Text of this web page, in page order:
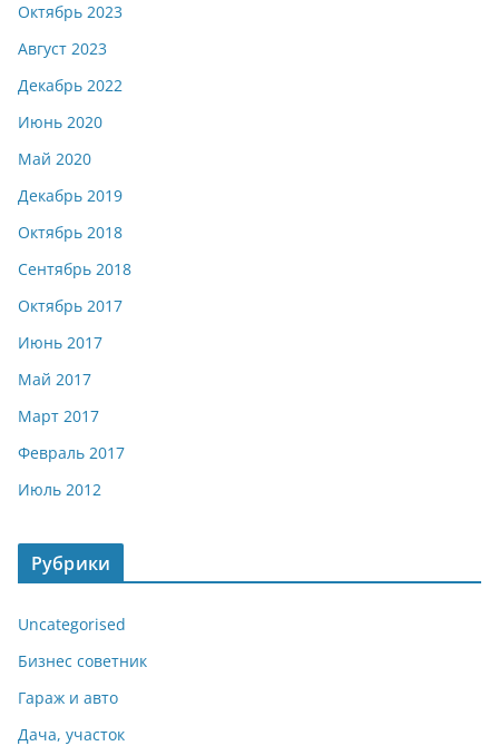
Октябрь 2023
Август 2023
Декабрь 2022
Июнь 2020
Май 2020
Декабрь 2019
Октябрь 2018
Сентябрь 2018
Октябрь 2017
Июнь 2017
Май 2017
Март 2017
Февраль 2017
Июль 2012
Рубрики
Uncategorised
Бизнес советник
Гараж и авто
Дача, участок